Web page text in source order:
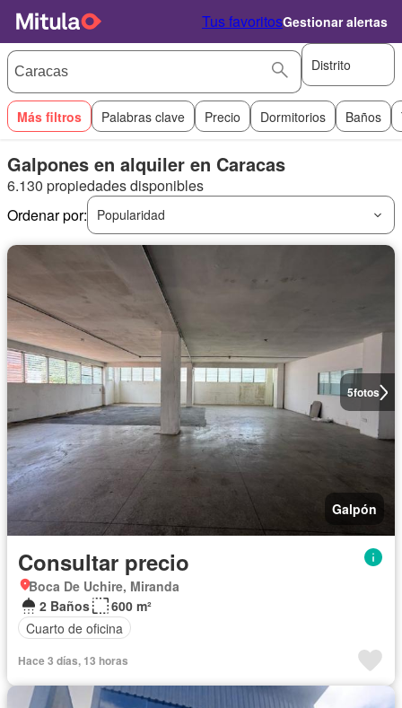
Tus favoritosGestionar alertas
Distrito
Más filtros Palabras clave Precio Dormitorios Baños
Galpones en alquiler en Caracas
6.130 propiedades disponibles
Ordenar por:
Popularidad
5fotos
Galpón
Consultar precio
Boca De Uchire, Miranda
2 Baños
600 m²
Cuarto de oficina
Hace 3 días, 13 horas